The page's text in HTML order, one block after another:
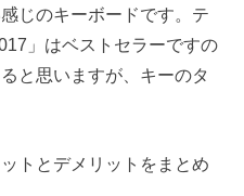
じのキーボードです。テ
」はベストセラーですの
と思いますが、キーのタ
トとデメリットをまとめ